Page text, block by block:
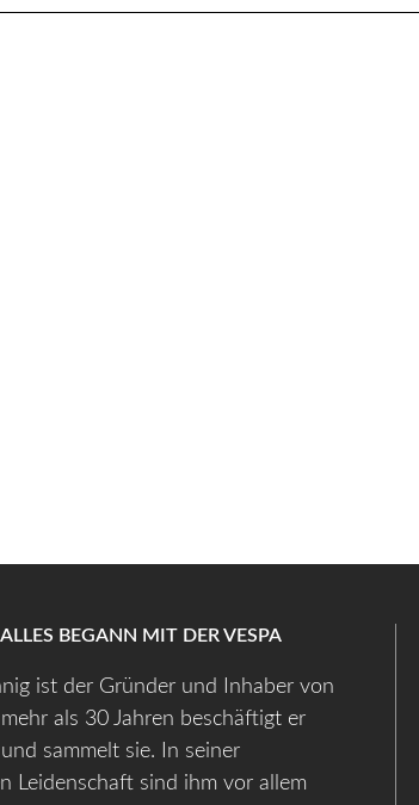
BEGANN MIT DER VESPA
ist der Gründer und Inhaber von
als 30 Jahren beschäftigt er
sammelt sie. In seiner
Leidenschaft sind ihm vor allem